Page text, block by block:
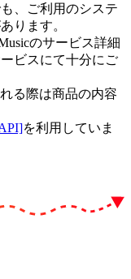
、ご利用のシステ
ります。
のサービス詳細
ビスにて十分にご
る際は商品の内容
を利用していま